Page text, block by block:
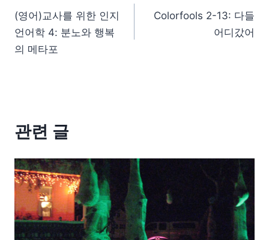
(영어)교사를 위한 인지
언어학 4: 분노와 행복
의 메타포
Colorfools 2-13: 다들
어디갔어
관련 글